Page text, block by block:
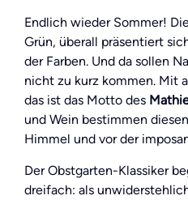
Endlich wieder Sommer!
Grün, überall präsentiert
der Farben. Und da sollen
nicht zu kurz kommen. Mit
das ist das Motto des
und Wein bestimmen
Himmel und vor der
Der Obstgarten-Klassiker
dreifach: als